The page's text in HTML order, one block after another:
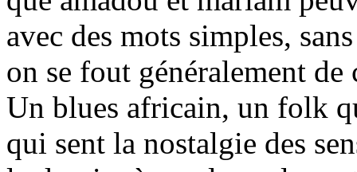
avec des mots simples,
on se fout généralement
Un blues africain, un folk
qui sent la nostalgie des